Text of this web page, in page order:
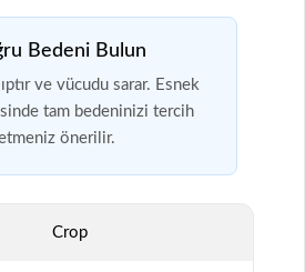
Bedeni Bulun
ve vücudu sarar. Esnek
tam bedeninizi tercih
önerilir.
Crop